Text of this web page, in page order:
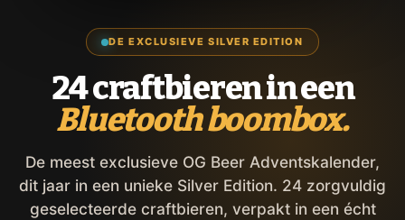
DE EXCLUSIEVE SILVER EDITION
24 craftbieren in een
Bluetooth boombox.
De meest exclusieve OG Beer Adventskalender,
dit jaar in een unieke Silver Edition. 24 zorgvuldig
geselecteerde craftbieren, verpakt in een écht